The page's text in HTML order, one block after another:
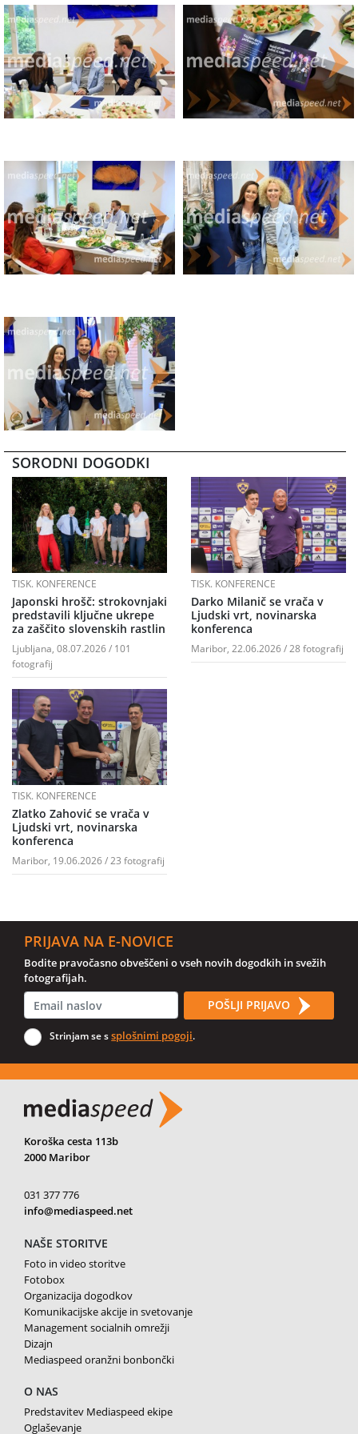
odgovorni, da jih tudi uresničimo. In dovolj modri, da pri tem nikoli
ne pozabimo ljudi, ki so nam pokazali pot.”
V glasbenem delu TrojicaFesta bodo nastopili številni priljubljeni
slovenski izvajalci: Batista Cadillac, Ditka, Lea Sirk, Flirrt, The
Rocktors, Elvis Jackson, Estora, Smash/Platin Band, Firbci in Tanja
Žagar
delavnice, družinske aktivnosti ter številni dogodki, ki jih
pripravljajo lokalna društva in organizacije.
TrojicaFest 2026 tako ne bo zgolj praznovanje občinskega praznika,
temveč praznik skupnosti, ustvarjalnosti, dobrodelnosti in
prihodnosti.
20 let Občine Sveta Trojica.
SORODNI DOGODKI
TISK. KONFERENCE
Japonski hrošč: strokovnjaki
predstavili ključne ukrepe
za zaščito slovenskih rastlin
Ljubljana, 08.07.2026 / 101
fotografij
TISK. KONFERENCE
Darko Milanič se vrača v
Ljudski vrt, novinarska
konferenca
Maribor, 22.06.2026 / 28 fotografij
TISK. KONFERENCE
Zlatko Zahović se vrača v
Ljudski vrt, novinarska
konferenca
Maribor, 19.06.2026 / 23 fotografij
PRIJAVA NA E-NOVICE
Bodite pravočasno obveščeni o vseh novih dogodkih in svežih
fotografijah.
POŠLJI PRIJAVO
Strinjam se ssplošnimi pogoji.
Koroška cesta 113b
2000 Maribor
031 377 776
info@mediaspeed.net
NAŠE STORITVE
Foto in video storitve
Fotobox
Organizacija dogodkov
Komunikacijske akcije in svetovanje
Management socialnih omrežji
Dizajn
Mediaspeed oranžni bonbončki
O NAS
Predstavitev Mediaspeed ekipe
Oglaševanje